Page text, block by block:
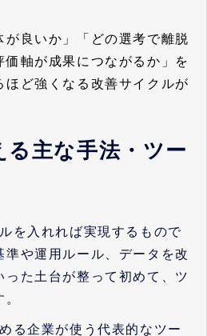
が良いか」「どの選考で離脱
価軸が成果につながるか」を
ほど強くなる改善サイクルが
る主な手法・ツー
を入れれば実現するもので
準や運用ルール、データを改
った土台が整って初めて、ツ
る企業が使う代表的なツー